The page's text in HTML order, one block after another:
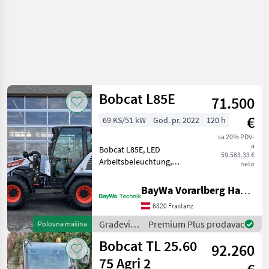
Polovna mašina
Bobcat L85E
71.500
€
sa 20% PDV-
a
59.583,33 €
neto
69 KS/51 kW God. pr. 2022 120 h
Bobcat L85E, LED
Arbeitsbeleuchtung,
Radiovorbereitung,
Schaufelparallelanzeige
Bereifung 405/70 R 18,
Geschwindigkeit 30 km/h,
Heiz-Klim
BayWa Vorarlberg HandelsGmbH BayWa Technik
6820 Frastanz
Građevinski
strojevi /
Bobcat
Premium Plus prodavac
Bobcat TL 25.60
75 Agri 2
92.260